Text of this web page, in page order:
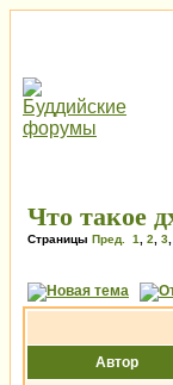
Что такое
Страницы Пред. 1 2 3
Автор